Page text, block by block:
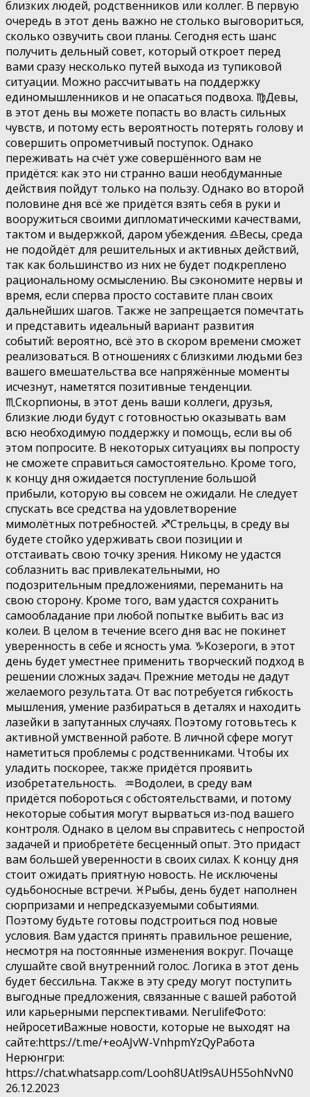
близких людей, родственников или коллег. В первую
очередь в этот день важно не столько выговориться,
сколько озвучить свои планы. Сегодня есть шанс
получить дельный совет, который откроет перед
вами сразу несколько путей выхода из тупиковой
ситуации. Можно рассчитывать на поддержку
единомышленников и не опасаться подвоха. ♍️Девы,
в этот день вы можете попасть во власть сильных
чувств, и потому есть вероятность потерять голову и
совершить опрометчивый поступок. Однако
переживать на счёт уже совершённого вам не
придётся: как это ни странно ваши необдуманные
действия пойдут только на пользу. Однако во второй
половине дня всё же придётся взять себя в руки и
вооружиться своими дипломатическими качествами,
тактом и выдержкой, даром убеждения. ♎️Весы, среда
не подойдёт для решительных и активных действий,
так как большинство из них не будет подкреплено
рациональному осмыслению. Вы сэкономите нервы и
время, если сперва просто составите план своих
дальнейших шагов. Также не запрещается помечтать
и представить идеальный вариант развития
событий: вероятно, всё это в скором времени сможет
реализоваться. В отношениях с близкими людьми без
вашего вмешательства все напряжённые моменты
исчезнут, наметятся позитивные тенденции.
♏️Скорпионы, в этот день ваши коллеги, друзья,
близкие люди будут с готовностью оказывать вам
всю необходимую поддержку и помощь, если вы об
этом попросите. В некоторых ситуациях вы попросту
не сможете справиться самостоятельно. Кроме того,
к концу дня ожидается поступление большой
прибыли, которую вы совсем не ожидали. Не следует
спускать все средства на удовлетворение
мимолётных потребностей. ♐️Стрельцы, в среду вы
будете стойко удерживать свои позиции и
отстаивать свою точку зрения. Никому не удастся
соблазнить вас привлекательными, но
подозрительным предложениями, переманить на
свою сторону. Кроме того, вам удастся сохранить
самообладание при любой попытке выбить вас из
колеи. В целом в течение всего дня вас не покинет
уверенность в себе и ясность ума. ♑️Козероги, в этот
день будет уместнее применить творческий подход в
решении сложных задач. Прежние методы не дадут
желаемого результата. От вас потребуется гибкость
мышления, умение разбираться в деталях и находить
лазейки в запутанных случаях. Поэтому готовьтесь к
активной умственной работе. В личной сфере могут
наметиться проблемы с родственниками. Чтобы их
уладить поскорее, также придётся проявить
изобретательность. ♒️Водолеи, в среду вам
придётся побороться с обстоятельствами, и потому
некоторые события могут вырваться из-под вашего
контроля. Однако в целом вы справитесь с непростой
задачей и приобретёте бесценный опыт. Это придаст
вам большей уверенности в своих силах. К концу дня
стоит ожидать приятную новость. Не исключены
судьбоносные встречи. ♓️Рыбы, день будет наполнен
сюрпризами и непредсказуемыми событиями.
Поэтому будьте готовы подстроиться под новые
условия. Вам удастся принять правильное решение,
несмотря на постоянные изменения вокруг. Почаще
слушайте свой внутренний голос. Логика в этот день
будет бессильна. Также в эту среду могут поступить
выгодные предложения, связанные с вашей работой
или карьерными перспективами. NerulifeФото:
нейросетиВажные новости, которые не выходят на
сайте:https://t.me/+eoAJvW-VnhpmYzQyРабота
Нерюнгри:
https://chat.whatsapp.com/Looh8UAtl9sAUH55ohNvN0
26.12.2023